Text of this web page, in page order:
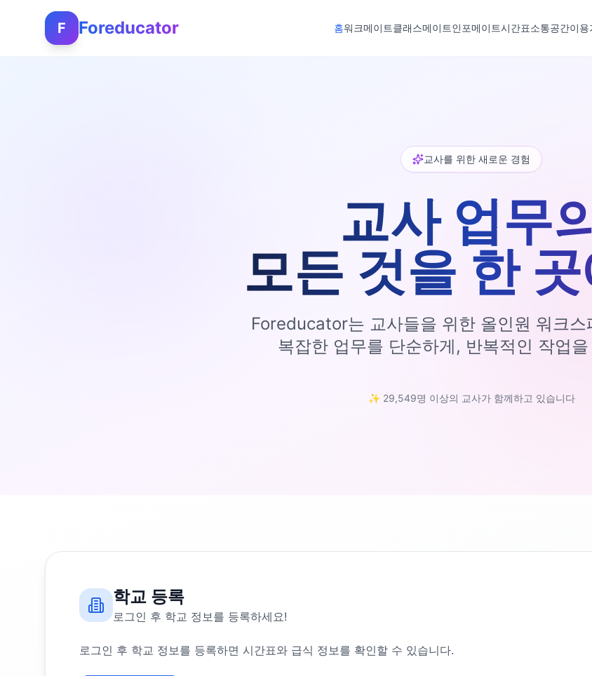
F Foreducator 홈워크메이트클래스메이트인포메이트시간표소통공간이용
교사를 위한 새로운 경험
교사 업무
모든 것을 한
Foreducator는 교사들을 위한 올인원 워크스
복잡한 업무를 단순하게, 반복적인 작업
✨ 29,549명 이상의 교사가 함께하고 있습니다
학교 등록
로그인 후 학교 정보를 등록하세요!
로그인 후 학교 정보를 등록하면 시간표와 급식 정보를 확인할 수 있습니다.